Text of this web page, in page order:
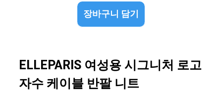
장바구니 담기
ELLEPARIS 여성용 시그니처 로고
자수 케이블 반팔 니트